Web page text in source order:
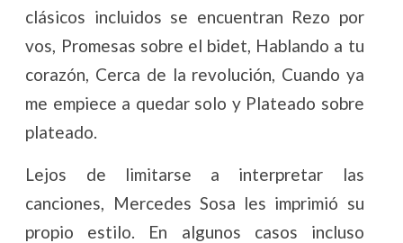
clásicos incluidos se encuentran Rezo por
vos, Promesas sobre el bidet, Hablando a tu
corazón, Cerca de la revolución, Cuando ya
me empiece a quedar solo y Plateado sobre
plateado.
Lejos de limitarse a interpretar las
canciones, Mercedes Sosa les imprimió su
propio estilo. En algunos casos incluso